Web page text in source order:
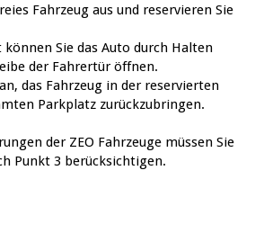
Fahrzeug aus und reservieren Sie
Sie das Auto durch Halten
der Fahrertür öffnen.
das Fahrzeug in der reservierten
Parkplatz zurückzubringen.
der ZEO Fahrzeuge müssen Sie
Punkt 3 berücksichtigen.